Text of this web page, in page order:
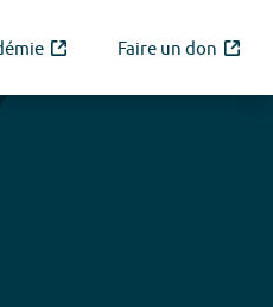
Faire un don